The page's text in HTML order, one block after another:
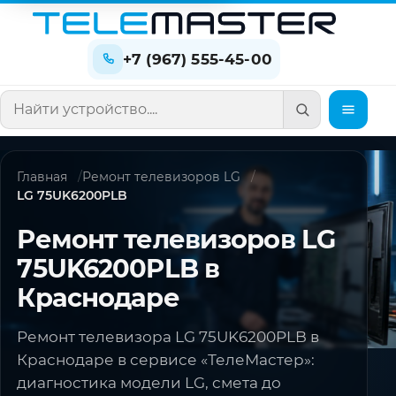
+7 (967) 555-45-00
Поиск по сайту
Главная
Ремонт телевизоров LG
LG 75UK6200PLB
Ремонт телевизоров LG
75UK6200PLB в
Краснодаре
Ремонт телевизора LG 75UK6200PLB в
Краснодаре в сервисе «ТелеМастер»:
диагностика модели LG, смета до